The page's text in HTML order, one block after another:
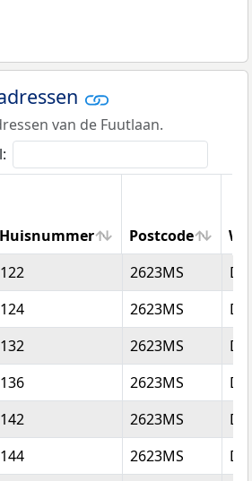
van de Fuutlaan.
Huisnummer Postcode
Huisnummer Postcode
122 2623MS
124 2623MS
132 2623MS
136 2623MS
142 2623MS
144 2623MS